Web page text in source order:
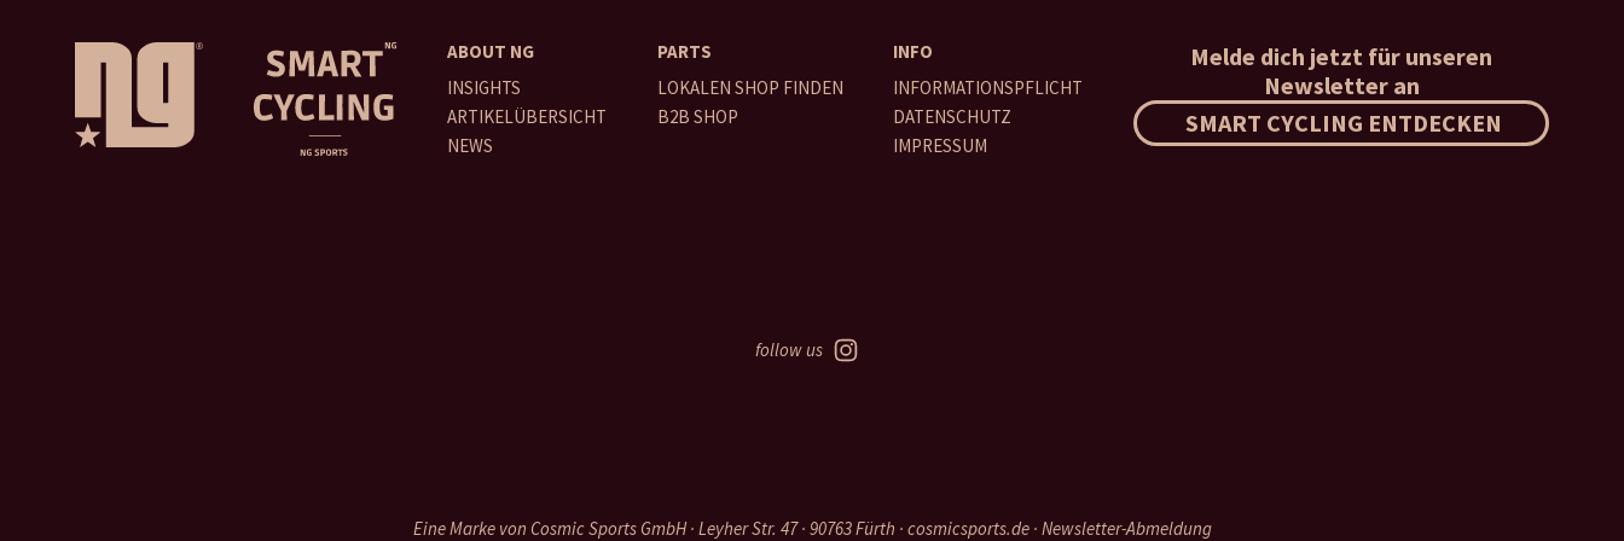
ABOUT NG
INSIGHTS
ARTIKELÜBERSICHT
NEWS
PARTS
LOKALEN SHOP FINDEN
B2B SHOP
INFO
INFORMATIONSPFLICHT
DATENSCHUTZ
IMPRESSUM
Melde dich jetzt für unseren
Newsletter an
SMART CYCLING ENTDECKEN
follow us
Eine Marke von Cosmic Sports GmbH · Leyher Str. 47 · 90763 Fürth · cosmicsports.de· Newsletter-Abmeldung